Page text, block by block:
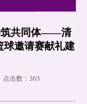
筑共同体——清
球邀请赛献礼建
击数： 363